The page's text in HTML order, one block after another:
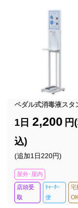
ペダル式消毒液スタ
1日 2,200 円
込)
(追加1日220円)
屋外･屋内
店頭受
取
ﾁｬｰﾀｰ
便
宅
OK